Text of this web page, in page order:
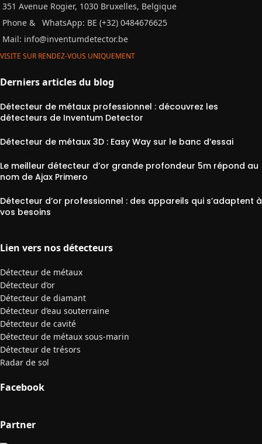
351 Avenue Rogier, 1030 Bruxelles, Belgique
Phone &
WhatsApp: BE (+32) 0484676625
Mail: info@inventumdetector.be
VISITE SUR RENDEZ-VOUS UNIQUEMENT
Derniers articles du blog
Détecteur de métaux professionnel : découvrez les
détecteurs de Inventum Detector
Détecteur de métaux 3D : Easy Way sur le banc d’essai
Le meilleur détecteur d’or grande profondeur 5m répond au
nom de Ajax Primero
Détecteur d’or professionnel : des appareils qui s’adaptent à
vos besoins
Lien vers nos détecteurs
Détecteur de métaux
Détecteur d’or
Détecteur de diamant
Détecteur d’eau souterraine
Détecteur de cavité
Détecteur de métaux sous-marin
Détecteur de trésors
Radar de sol
Facebook
Partner